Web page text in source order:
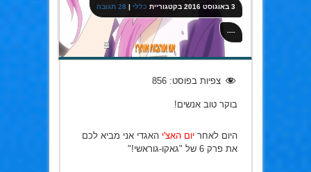
3 באוגוסט 2016 בקטגוריית כללי | 28 תגובה
----
צפיות בפוסט: 856
בוקר טוב אנשים!
היום לאחריום האצ'י האגדי אני מביא לכם
את פרק 6 של "גאקו-גוראשי!"